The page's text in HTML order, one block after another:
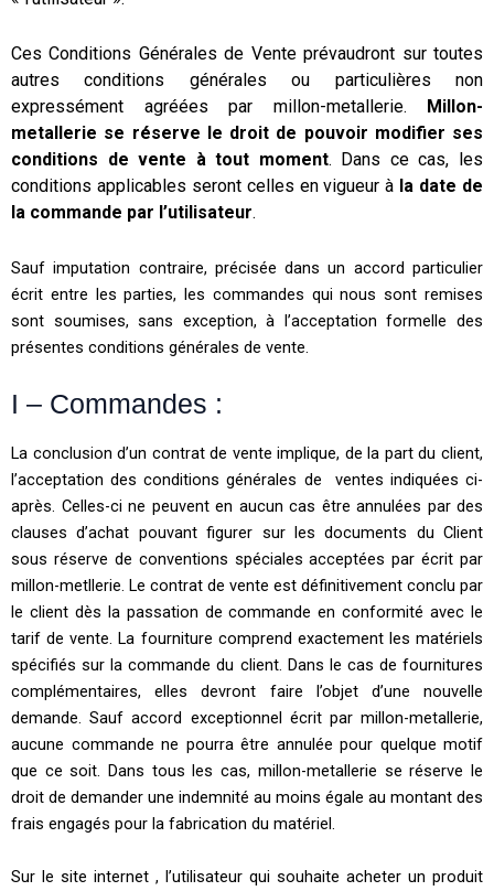
Ces Conditions Générales de Vente prévaudront sur toutes
autres conditions générales ou particulières non
expressément agréées par millon-metallerie. Millon-
metallerie se réserve le droit de pouvoir modifier ses
conditions de vente à tout moment. Dans ce cas, les
conditions applicables seront celles en vigueur à la date de
la commande par l’utilisateur.
Sauf imputation contraire, précisée dans un accord particulier
écrit entre les parties, les commandes qui nous sont remises
sont soumises, sans exception, à l’acceptation formelle des
présentes conditions générales de vente.
I – Commandes :
La conclusion d’un contrat de vente implique, de la part du client,
l’acceptation des conditions générales de ventes indiquées ci-
après. Celles-ci ne peuvent en aucun cas être annulées par des
clauses d’achat pouvant figurer sur les documents du Client
sous réserve de conventions spéciales acceptées par écrit par
millon-metllerie. Le contrat de vente est définitivement conclu par
le client dès la passation de commande en conformité avec le
tarif de vente. La fourniture comprend exactement les matériels
spécifiés sur la commande du client. Dans le cas de fournitures
complémentaires, elles devront faire l’objet d’une nouvelle
demande. Sauf accord exceptionnel écrit par millon-metallerie,
aucune commande ne pourra être annulée pour quelque motif
que ce soit. Dans tous les cas, millon-metallerie se réserve le
droit de demander une indemnité au moins égale au montant des
frais engagés pour la fabrication du matériel.
Sur le site internet , l’utilisateur qui souhaite acheter un produit